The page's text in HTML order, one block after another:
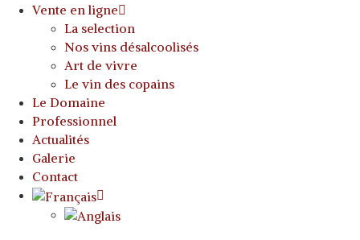
Vente en ligne
La selection
Nos vins désalcoolisés
Art de vivre
Le vin des copains
Le Domaine
Professionnel
Actualités
Galerie
Contact